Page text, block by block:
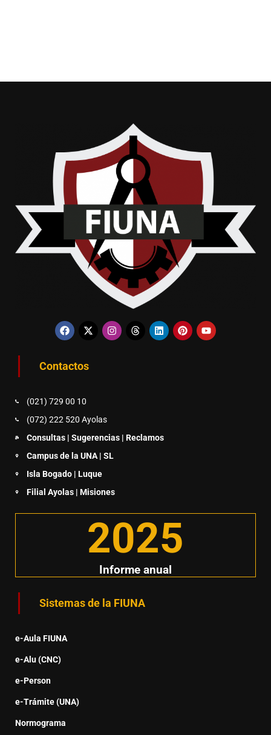
Contactos
(021) 729 00 10
(072) 222 520 Ayolas
Consultas | Sugerencias | Reclamos
Campus de la UNA | SL
Isla Bogado | Luque
Filial Ayolas | Misiones
Informe anual
2025
Sistemas de la FIUNA
e-Aula FIUNA
e-Alu (CNC)
e-Person
e-Trámite (UNA)
Normograma